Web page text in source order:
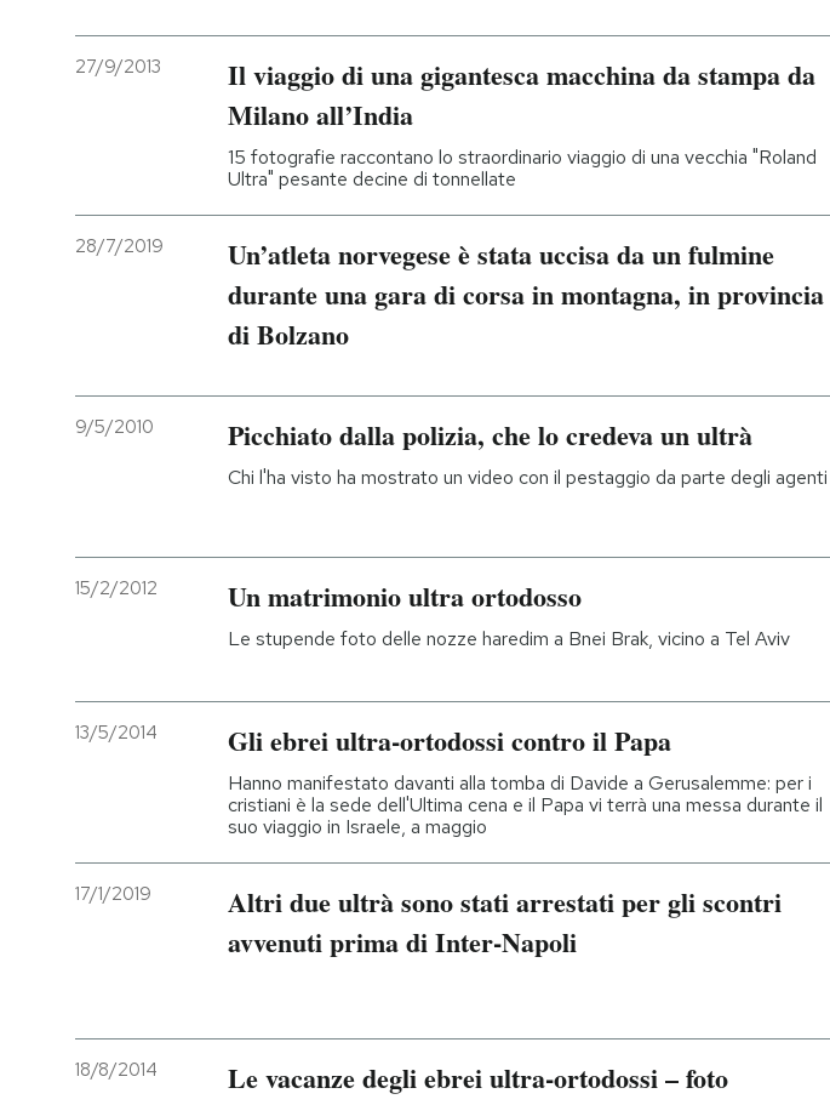
Entra
27/9/2013
Il viaggio di una gigantesca macchina da stampa da
Milano all’India
15 fotografie raccontano lo straordinario viaggio di una vecchia "Roland
Ultra" pesante decine di tonnellate
28/7/2019
Un’atleta norvegese è stata uccisa da un fulmine
durante una gara di corsa in montagna, in provincia
di Bolzano
9/5/2010 Picchiato dalla polizia, che lo credeva un ultrà
Chi l'ha visto ha mostrato un video con il pestaggio da parte degli agenti
15/2/2012 Un matrimonio ultra ortodosso
Le stupende foto delle nozze haredim a Bnei Brak, vicino a Tel Aviv
13/5/2014 Gli ebrei ultra-ortodossi contro il Papa
Hanno manifestato davanti alla tomba di Davide a Gerusalemme: per i
cristiani è la sede dell'Ultima cena e il Papa vi terrà una messa durante il
suo viaggio in Israele, a maggio
17/1/2019
Altri due ultrà sono stati arrestati per gli scontri
avvenuti prima di Inter-Napoli
18/8/2014 Le vacanze degli ebrei ultra-ortodossi – foto